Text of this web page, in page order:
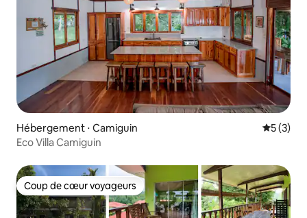
Hébergement ⋅ Camiguin
5 (3)
Eco Villa Camiguin
Coup de cœur voyageurs
Coup de cœur voyageurs